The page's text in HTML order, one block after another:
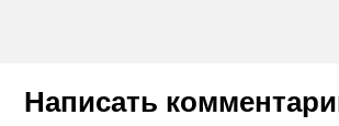
Написать